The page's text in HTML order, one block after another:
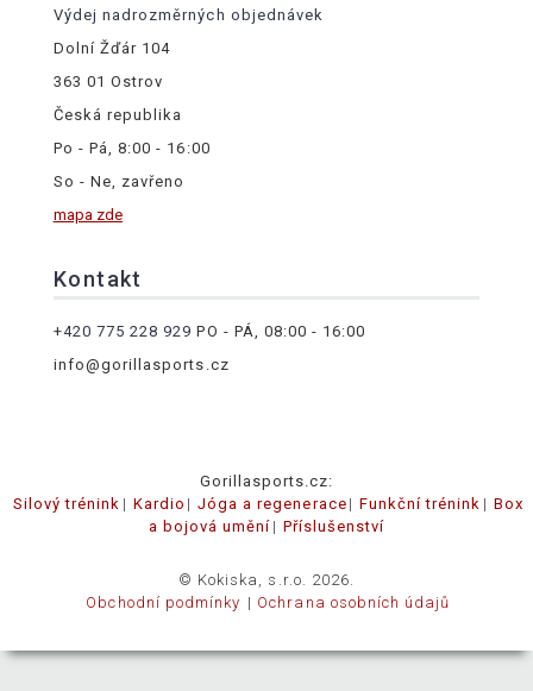
Výdej nadrozměrných objednávek
Dolní Žďár 104
363 01 Ostrov
Česká republika
Po - Pá, 8:00 - 16:00
So - Ne, zavřeno
mapa zde
Kontakt
+420 775 228 929 PO - PÁ, 08:00 - 16:00
info@gorillasports.cz
Gorillasports.cz:
Silový trénink
Kardio Jóga a regenerace Funkční trénink
Box
a bojová umění
Příslušenství
© Kokiska, s.r.o. 2026.
Obchodní podmínky
Ochrana osobních údajů